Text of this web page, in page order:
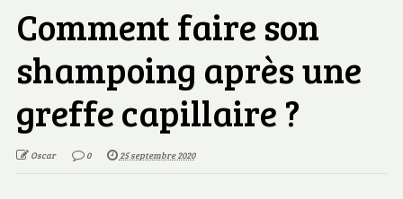
Comment faire son
shampoing après une
greffe capillaire ?
Oscar 0 25 septembre 2020